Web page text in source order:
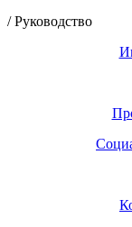
/ Руководство